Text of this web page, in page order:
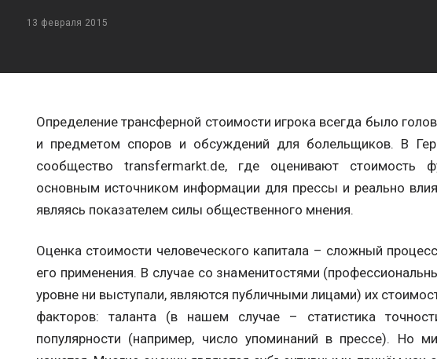
13 февраля 2015
Определение трансферной стоимости игрока всегда было
и предметом споров и обсуждений для болельщиков. В
сообщество transfermarkt.de, где оценивают стоимость
основным источником информации для прессы и реально
являясь показателем силы общественного мнения.
Оценка стоимости человеческого капитала – сложный
его применения. В случае со знаменитостями
уровне ни выступали, являются публичными лицами) их
факторов: таланта (в нашем случае – статистика
популярности (например, число упоминаний в прессе). Но